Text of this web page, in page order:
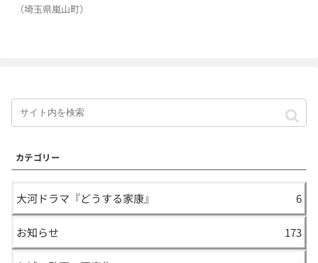
（埼玉県嵐山町）
カテゴリー
大河ドラマ『どうする家康』 6
お知らせ 173